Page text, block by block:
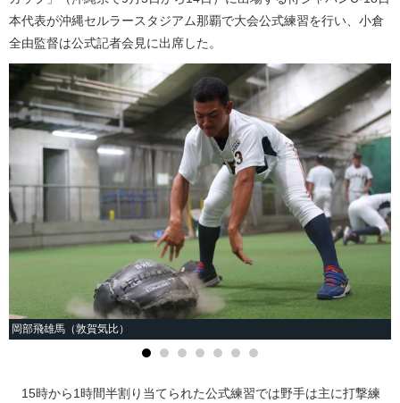
本代表が沖縄セルラースタジアム那覇で大会公式練習を行い、小倉
全由監督は公式記者会見に出席した。
岡部飛雄馬（敦賀気比）
15時から1時間半割り当てられた公式練習では野手は主に打撃練